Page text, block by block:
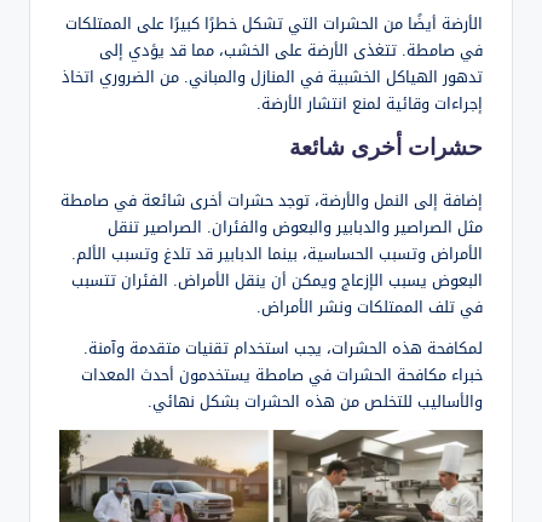
الأرضة أيضًا من الحشرات التي تشكل خطرًا كبيرًا على الممتلكات
في صامطة. تتغذى الأرضة على الخشب، مما قد يؤدي إلى
تدهور الهياكل الخشبية في المنازل والمباني. من الضروري اتخاذ
إجراءات وقائية لمنع انتشار الأرضة.
حشرات أخرى شائعة
إضافة إلى النمل والأرضة، توجد حشرات أخرى شائعة في صامطة
مثل الصراصير والدبابير والبعوض والفئران. الصراصير تنقل
الأمراض وتسبب الحساسية، بينما الدبابير قد تلدغ وتسبب الألم.
البعوض يسبب الإزعاج ويمكن أن ينقل الأمراض. الفئران تتسبب
في تلف الممتلكات ونشر الأمراض.
لمكافحة هذه الحشرات، يجب استخدام تقنيات متقدمة وآمنة.
خبراء مكافحة الحشرات في صامطة يستخدمون أحدث المعدات
والأساليب للتخلص من هذه الحشرات بشكل نهائي.